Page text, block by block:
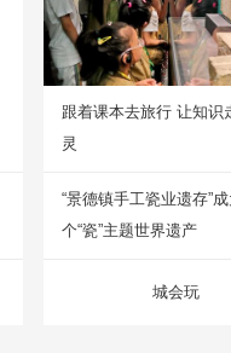
跟着课本去旅行 让知识
灵
“景德镇手工瓷业遗存”
个“瓷”主题世界遗产
城会玩